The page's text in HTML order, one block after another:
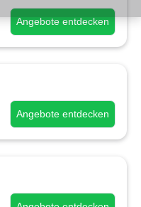
Angebote entdecken
Angebote entdecken